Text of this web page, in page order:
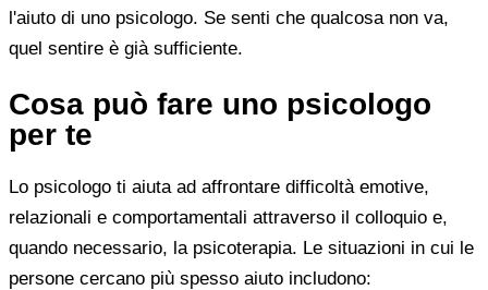
l'aiuto di uno psicologo. Se senti che qualcosa non va,
quel sentire è già sufficiente.
Cosa può fare uno psicologo
per te
Lo psicologo ti aiuta ad affrontare difficoltà emotive,
relazionali e comportamentali attraverso il colloquio e,
quando necessario, la psicoterapia. Le situazioni in cui le
persone cercano più spesso aiuto includono: